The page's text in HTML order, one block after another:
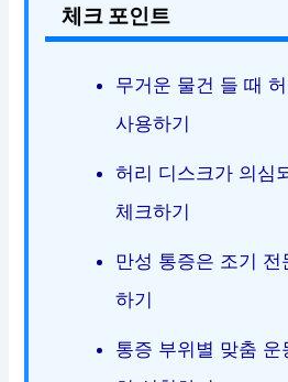
체크 포인트
무거운 물건 들 때
사용하기
허리 디스크가 의심
체크하기
만성 통증은 조기 전
하기
통증 부위별 맞춤